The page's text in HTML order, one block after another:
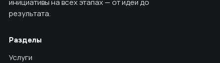
результата.
Разделы
Услуги